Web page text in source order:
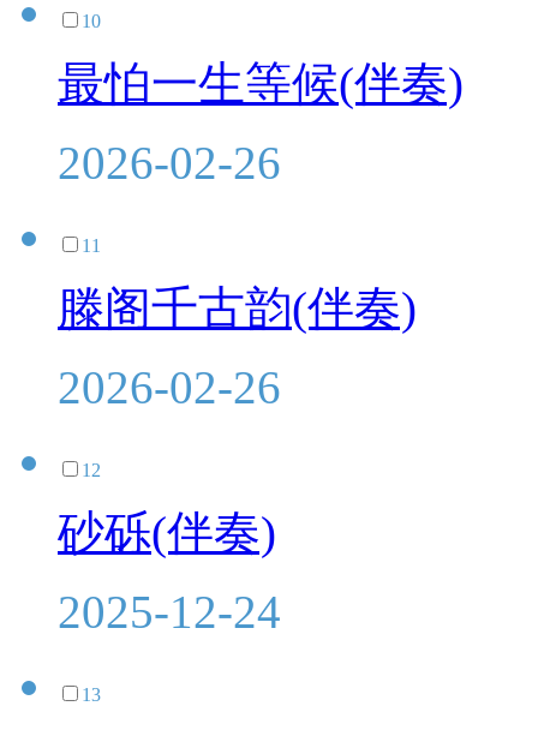
10
最怕一生等候(伴奏)
2026-02-26
11
滕阁千古韵(伴奏)
2026-02-26
12
砂砾(伴奏)
2025-12-24
13